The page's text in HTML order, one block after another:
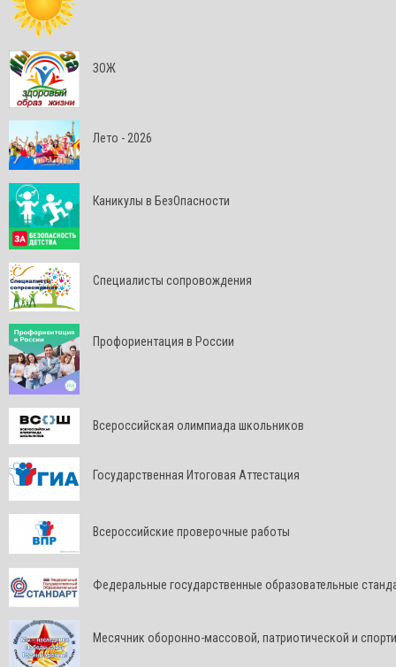
ЗОЖ
Лето - 2026
Каникулы в БезОпасности
Специалисты сопровождения
Профориентация в России
Всероссийская олимпиада школьников
Государственная Итоговая Аттестация
Всероссийские проверочные работы
Федеральные государственные образовательные
Месячник оборонно-массовой, патриотической и